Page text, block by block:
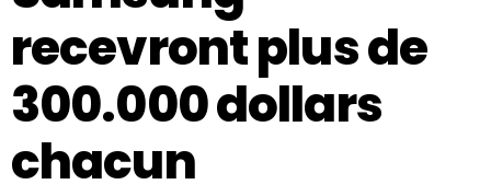
recevront plus de
300.000 dollars
chacun